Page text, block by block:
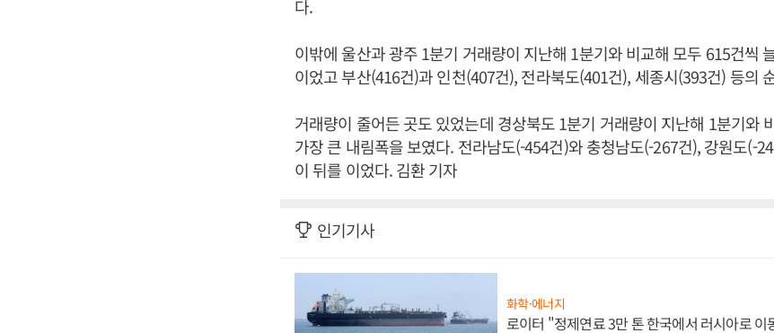
다.
이밖에 울산과 광주 1분기 거래량이 지난해 1분기와 비교해 모두 615건씩
이었고 부산(416건)과 인천(407건), 전라북도(401건), 세종시(393건) 등의
거래량이 줄어든 곳도 있었는데 경상북도 1분기 거래량이 지난해 1분기와
가장 큰 내림폭을 보였다. 전라남도(-454건)와 충청남도(-267건), 강원도(-
이 뒤를 이었다. 김환 기자
인기기사
화학·에너지
로이터 "정제연료 3만 톤 한국에서 러시아로 이